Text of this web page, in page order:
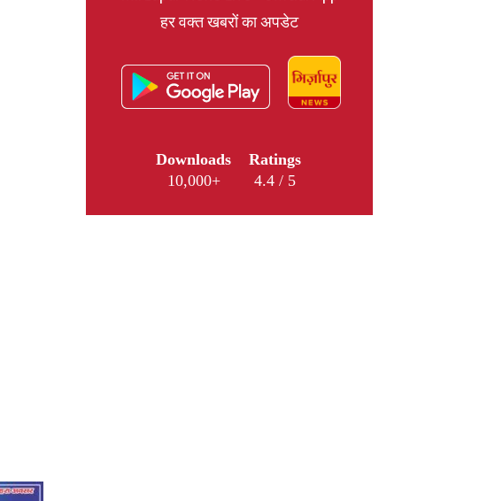
हर वक्त खबरों का अपडेट
Downloads
10,000+
Ratings
4.4 / 5